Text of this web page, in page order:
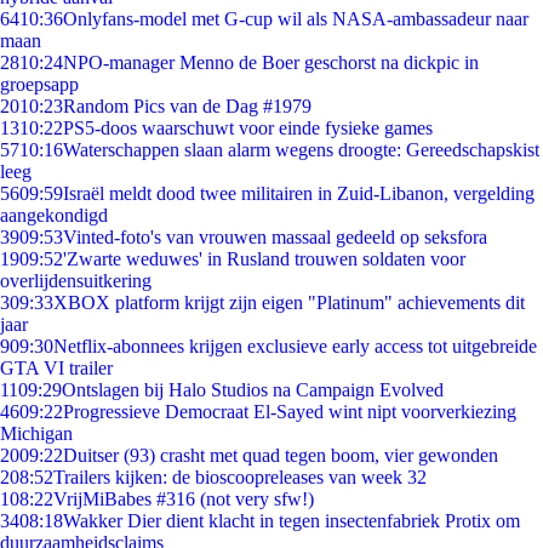
6410:36Onlyfans-model met G-cup wil als NASA-ambassadeur naar
maan
2810:24NPO-manager Menno de Boer geschorst na dickpic in
groepsapp
2010:23Random Pics van de Dag #1979
1310:22PS5-doos waarschuwt voor einde fysieke games
5710:16Waterschappen slaan alarm wegens droogte: Gereedschapskist
leeg
5609:59Israël meldt dood twee militairen in Zuid-Libanon, vergelding
aangekondigd
3909:53Vinted-foto's van vrouwen massaal gedeeld op seksfora
1909:52'Zwarte weduwes' in Rusland trouwen soldaten voor
overlijdensuitkering
309:33XBOX platform krijgt zijn eigen "Platinum" achievements dit
jaar
909:30Netflix-abonnees krijgen exclusieve early access tot uitgebreide
GTA VI trailer
1109:29Ontslagen bij Halo Studios na Campaign Evolved
4609:22Progressieve Democraat El-Sayed wint nipt voorverkiezing
Michigan
2009:22Duitser (93) crasht met quad tegen boom, vier gewonden
208:52Trailers kijken: de bioscoopreleases van week 32
108:22VrijMiBabes #316 (not very sfw!)
3408:18Wakker Dier dient klacht in tegen insectenfabriek Protix om
duurzaamheidsclaims